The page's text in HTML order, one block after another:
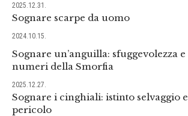
2025.12.31.
Sognare scarpe da uomo
2024.10.15.
Sognare un’anguilla: sfuggevolezza e
numeri della Smorfia
2025.12.27.
Sognare i cinghiali: istinto selvaggio e
pericolo